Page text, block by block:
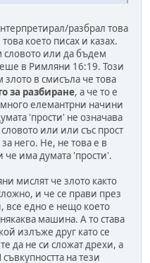
разбрал това
което писах и казах.
или да бъдем
в Римляни 16:19. Този
злото в смисъла че това
за разбиране, а че то е
елемантрни начини
'прости' не означава
или или със прост
него. Не, не това е в
че има думата 'прости'.
мислят че злото както
и че се прави през
все едно е нещо което
машина. А то става
излъже друг като се
да не си сложат дрехи, а
на тези